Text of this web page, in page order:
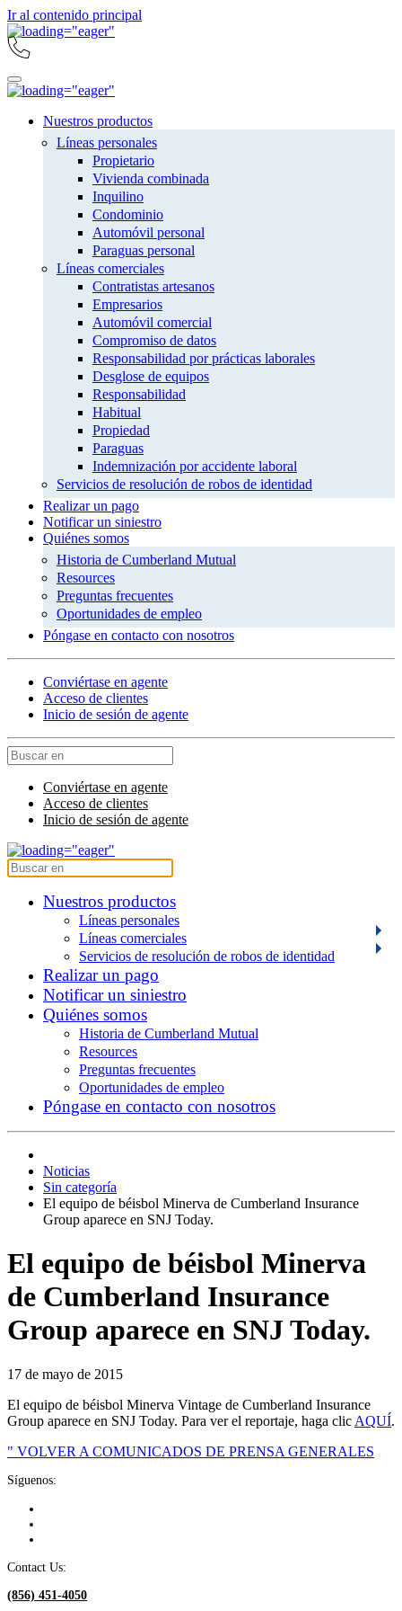
Ir al contenido principal
Nuestros productos
Líneas personales
Propietario
Vivienda combinada
Inquilino
Condominio
Automóvil personal
Paraguas personal
Líneas comerciales
Contratistas artesanos
Empresarios
Automóvil comercial
Compromiso de datos
Responsabilidad por prácticas laborales
Desglose de equipos
Responsabilidad
Habitual
Propiedad
Paraguas
Indemnización por accidente laboral
Servicios de resolución de robos de identidad
Realizar un pago
Notificar un siniestro
Quiénes somos
Historia de Cumberland Mutual
Resources
Preguntas frecuentes
Oportunidades de empleo
Póngase en contacto con nosotros
Conviértase en agente
Acceso de clientes
Inicio de sesión de agente
Conviértase en agente
Acceso de clientes
Inicio de sesión de agente
Nuestros productos
Líneas personales
Líneas comerciales
Servicios de resolución de robos de identidad
Realizar un pago
Notificar un siniestro
Quiénes somos
Historia de Cumberland Mutual
Resources
Preguntas frecuentes
Oportunidades de empleo
Póngase en contacto con nosotros
Noticias
Sin categoría
El equipo de béisbol Minerva de Cumberland Insurance
Group aparece en SNJ Today.
El equipo de béisbol Minerva
de Cumberland Insurance
Group aparece en SNJ Today.
17 de mayo de 2015
El equipo de béisbol Minerva Vintage de Cumberland Insurance
Group aparece en SNJ Today. Para ver el reportaje, haga clic AQUÍ.
" VOLVER A COMUNICADOS DE PRENSA GENERALES
Síguenos:
Contact Us:
(856) 451-4050